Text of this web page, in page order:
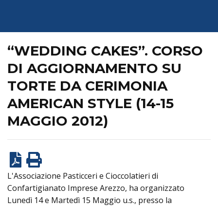
“WEDDING CAKES”. CORSO
DI AGGIORNAMENTO SU
TORTE DA CERIMONIA
AMERICAN STYLE (14-15
MAGGIO 2012)
L'Associazione Pasticceri e Cioccolatieri di
Confartigianato Imprese Arezzo, ha organizzato
Lunedì 14 e Martedì 15 Maggio u.s., presso la